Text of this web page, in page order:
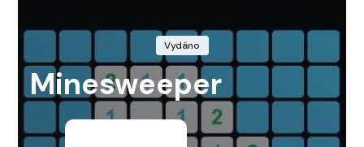
Vydáno
Minesweeper